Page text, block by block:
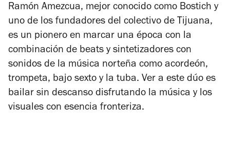
Ramón Amezcua, mejor conocido como Bostich y
uno de los fundadores del colectivo de Tijuana,
es un pionero en marcar una época con la
combinación de beats y sintetizadores con
sonidos de la música norteña como acordeón,
trompeta, bajo sexto y la tuba. Ver a este dúo es
bailar sin descanso disfrutando la música y los
visuales con esencia fronteriza.